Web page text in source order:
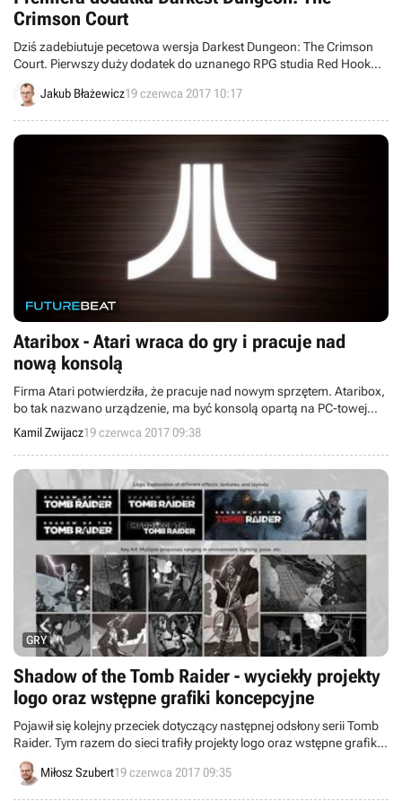
Crimson Court
Dziś zadebiutuje pecetowa wersja Darkest Dungeon: The Crimson
Court. Pierwszy duży dodatek do uznanego RPG studia Red Hook
ukaże się na Steamie o godzinie 19:00, wprowadzając m.in. nową
frakcję, klasę bohatera oraz bossów.
Jakub Błażewicz19 czerwca 2017 10:17
Ataribox - Atari wraca do gry i pracuje nad
nową konsolą
Firma Atari potwierdziła, że pracuje nad nowym sprzętem. Ataribox,
bo tak nazwano urządzenie, ma być konsolą opartą na PC-towej
technologii.
Kamil Zwijacz19 czerwca 2017 09:38
GRY
Shadow of the Tomb Raider - wyciekły projekty
logo oraz wstępne grafiki koncepcyjne
Pojawił się kolejny przeciek dotyczący następnej odsłony serii Tomb
Raider. Tym razem do sieci trafiły projekty logo oraz wstępne grafiki
koncepcyjne. Potwierdzają one, że produkcja będzie nosiła tytuł
Shadow of the Tomb Raider.
Miłosz Szubert19 czerwca 2017 09:35